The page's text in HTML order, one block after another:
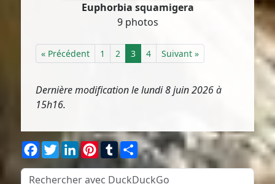
Euphorbia squamigera
9 photos
« Précédent 1 2 3 4 Suivant »
Dernière modification le lundi 8 juin 2026 à
15h16.
Facebook
TwitterLinkedInPinterest
TumblrPartager